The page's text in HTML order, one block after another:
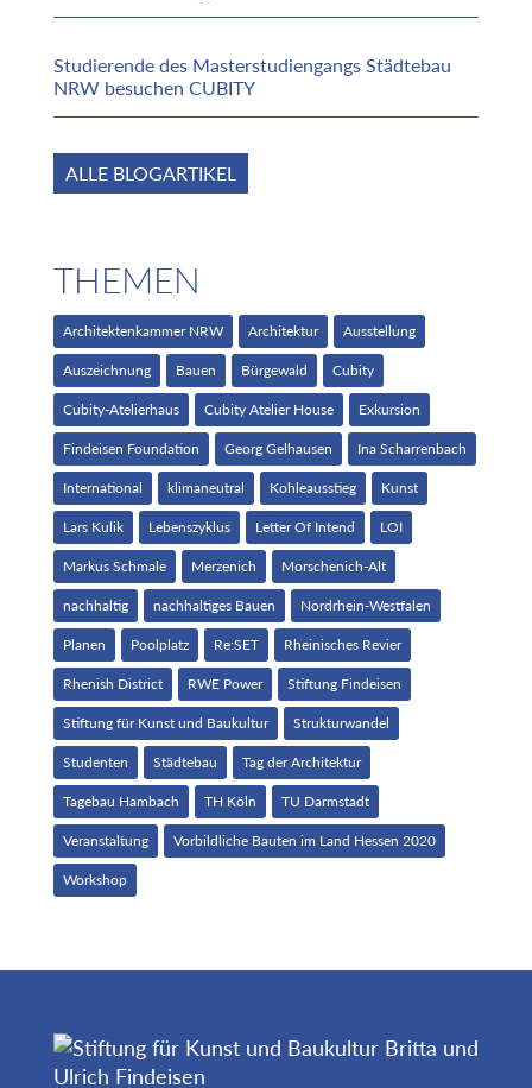
Studierende des Masterstudiengangs Städtebau
NRW besuchen CUBITY
ALLE BLOGARTIKEL
THEMEN
Architektenkammer NRW Architektur Ausstellung
Auszeichnung Bauen Bürgewald Cubity
Cubity-Atelierhaus Cubity Atelier House Exkursion
Findeisen Foundation Georg Gelhausen Ina Scharrenbach
International klimaneutral Kohleausstieg Kunst
Lars Kulik Lebenszyklus Letter Of Intend LOI
Markus Schmale Merzenich Morschenich-Alt
nachhaltig nachhaltiges Bauen Nordrhein-Westfalen
Planen Poolplatz Re:SET Rheinisches Revier
Rhenish District RWE Power Stiftung Findeisen
Stiftung für Kunst und Baukultur Strukturwandel
Studenten Städtebau Tag der Architektur
Tagebau Hambach TH Köln TU Darmstadt
Veranstaltung Vorbildliche Bauten im Land Hessen 2020
Workshop